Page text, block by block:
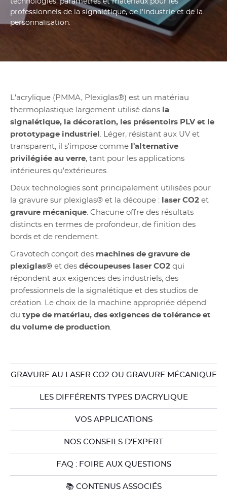
technologies, paramètres et matériaux pour les
professionnels de la signalétique, de l'industrie et de la
personnalisation.
L'acrylique (PMMA, Plexiglas®) est un matériau
thermoplastique largement utilisé dans la
signalétique, la décoration, les présentoirs PLV et le
prototypage industriel . Léger, résistant aux UV et
transparent, il s'impose comme l'alternative
privilégiée au verre, tant pour les applications
intérieures qu'extérieures.
Deux technologies sont principalement utilisées pour
la gravure sur plexiglas® et la découpe : laser CO2 et
gravure mécanique. Chacune offre des résultats
distincts en termes de profondeur, de finition des
bords et de rendement.
Gravotech conçoit des machines de gravure de
plexiglas® et des découpeuses laser CO2 qui
répondent aux exigences des industriels, des
professionnels de la signalétique et des studios de
création. Le choix de la machine appropriée dépend
du type de matériau, des exigences de tolérance et
du volume de production.
GRAVURE AU LASER CO2 OU GRAVURE MÉCANIQUE
LES DIFFÉRENTS TYPES D'ACRYLIQUE
VOS APPLICATIONS
NOS CONSEILS D'EXPERT
FAQ : FOIRE AUX QUESTIONS
📚 CONTENUS ASSOCIÉS